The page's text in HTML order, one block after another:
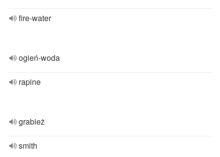
fire-water
ogień-woda
rapine
grabież
smith